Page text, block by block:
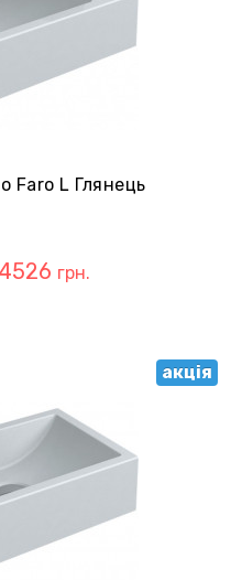
Faro L Глянець
4526 грн.
акція